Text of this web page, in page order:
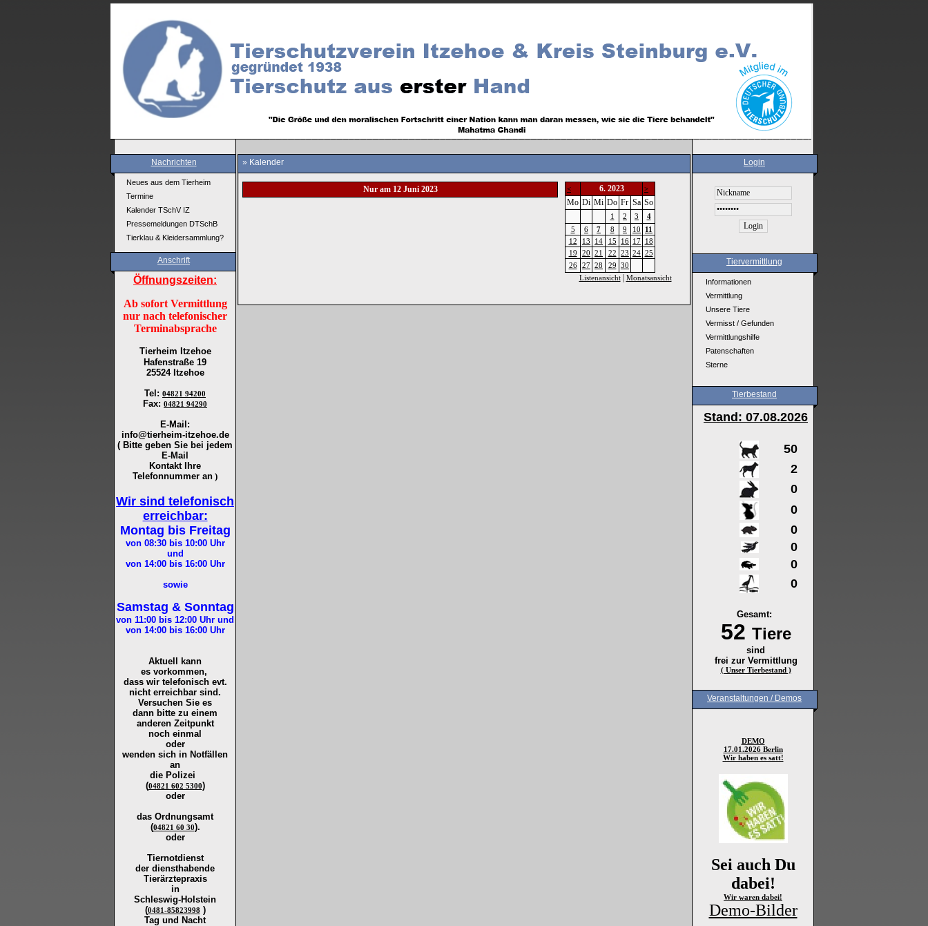
Nachrichten
Neues aus dem Tierheim
Termine
Kalender TSchV IZ
Pressemeldungen DTSchB
Tierklau & Kleidersammlung?
Anschrift
Öffnungszeiten:
Ab sofort Vermittlung
nur nach telefonischer
Terminabsprache
Tierheim Itzehoe
Hafenstraße 19
25524 Itzehoe
Tel : 04821 94200
Fax: 04821 94290
E-Mail:
info@tierheim-itzehoe.de
( Bitte geben Sie bei jedem
E-Mail
Kontakt Ihre
Telefonnummer an )
Wir sind telefonisch
erreichbar:
Montag bis Freitag
von 08:30 bis 10:00Uhr
und
von 14:00 bis 16:00Uhr
sowie
Samstag & Sonntag
von 11:00 bis 12:00 Uhr und
von 14:00 bis 16:00Uhr
Aktuell kann
es vorkommen,
dass wir telefonisch evt.
nicht erreichbar sind.
Versuchen Sie es
dann bitte zu einem
anderen Zeitpunkt
noch einmal
oder
wenden sich in Notfällen
an
die Polizei
(04821 602 5300)
oder
das Ordnungsamt
(04821 60 30).
oder
Tiernotdienst
der diensthabende
Tierärztepraxis
in
Schleswig-Holstein
(0481-85823998 )
Tag und Nacht
» Kalender
Nur am 12 Juni 2023 < 6. 2023 >
Mo Di Mi Do Fr Sa So
1 2 3
4
5
6 7 8 9 10
11
12
13 14 15 16 17 18
19
20 21 22 23 24 25
26
27 28 29 30
Listenansicht| Monatsansicht
Login
Tiervermittlung
Informationen
Vermittlung
Unsere Tiere
Vermisst / Gefunden
Vermittlungshilfe
Patenschaften
Sterne
Tierbestand
Stand: 07.08.2026
50
2
0
0
0
0
0
0
Gesamt:
52 Tiere
sind
frei zur Vermittlung
( Unser Tierbestand )
Veranstaltungen / Demos
DEMO
17.01.2026 Berlin
Wir haben es satt!
Sei auch Du
dabei!
Wir waren dabei!
Demo-Bilder